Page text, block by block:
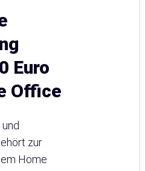
Euro
Office
zur
Home